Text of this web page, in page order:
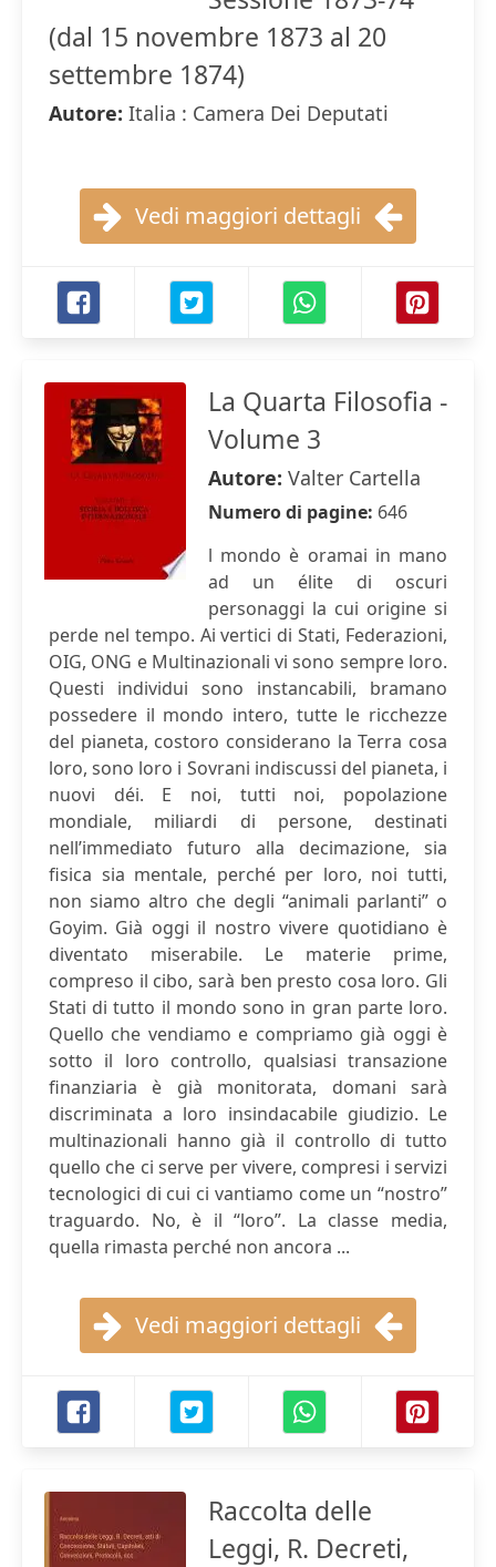
(dal 15 novembre 1873 al 20
settembre 1874)
Autore: Italia : Camera Dei Deputati
Vedi maggiori dettagli
La Quarta Filosofia -
Volume 3
Autore: Valter Cartella
Numero di pagine: 646
l mondo è oramai in mano
ad un élite di oscuri
personaggi la cui origine si
perde nel tempo. Ai vertici di Stati, Federazioni,
OIG, ONG e Multinazionali vi sono sempre loro.
Questi individui sono instancabili, bramano
possedere il mondo intero, tutte le ricchezze
del pianeta, costoro considerano la Terra cosa
loro, sono loro i Sovrani indiscussi del pianeta, i
nuovi déi. E noi, tutti noi, popolazione
mondiale, miliardi di persone, destinati
nell’immediato futuro alla decimazione, sia
fisica sia mentale, perché per loro, noi tutti,
non siamo altro che degli “animali parlanti” o
Goyim. Già oggi il nostro vivere quotidiano è
diventato miserabile. Le materie prime,
compreso il cibo, sarà ben presto cosa loro. Gli
Stati di tutto il mondo sono in gran parte loro.
Quello che vendiamo e compriamo già oggi è
sotto il loro controllo, qualsiasi transazione
finanziaria è già monitorata, domani sarà
discriminata a loro insindacabile giudizio. Le
multinazionali hanno già il controllo di tutto
quello che ci serve per vivere, compresi i servizi
tecnologici di cui ci vantiamo come un “nostro”
traguardo. No, è il “loro”. La classe media,
quella rimasta perché non ancora ...
Vedi maggiori dettagli
Raccolta delle
Leggi, R. Decreti,